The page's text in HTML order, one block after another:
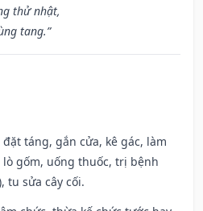
thử nhật,
tang.”
táng, gắn cửa, kê gác, làm
gốm, uống thuốc, trị bệnh
tu sửa cây cối.